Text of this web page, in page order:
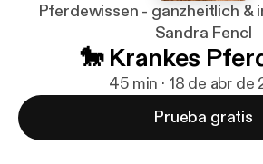
Pferdewissen - ganzheitlich &
Sandra Fencl
🐎 Krankes
45 min · 18 de abr de
Prueba gratis